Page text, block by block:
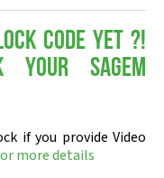
Code yet ?!
your Sagem
if you provide Video
more details